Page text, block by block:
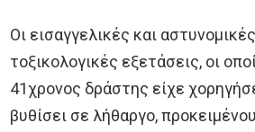
Οι εισαγγελικές και
τοξικολογικές εξετάσεις, οι
41χρονος δράστης είχε
βυθίσει σε λήθαργο,